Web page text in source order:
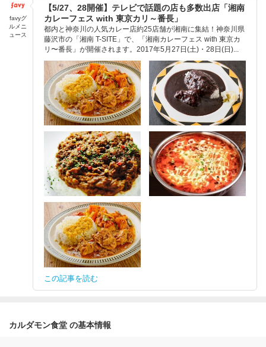
favyグ
ルメニ
ュース
【5/27、28開催】テレビで話題の店も多数出店「湘南
カレーフェス with 東京カリ～番長」
都内と神奈川の人気カレー店約25店舗が湘南に集結！神奈川県
藤沢市の「湘南 T-SITE」で、「湘南カレーフェス with 東京カ
リ〜番長」が開催されます。2017年5月27日(土)・28日(日)...
この記事を読む
カルダモン食堂 の基本情報